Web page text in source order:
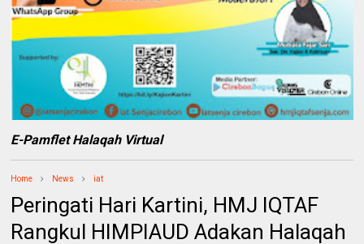
E-Pamflet Halaqah Virtual
Home News iat
Peringati Hari Kartini, HMJ IQTAF
Rangkul HIMPIAUD Adakan Halaqah